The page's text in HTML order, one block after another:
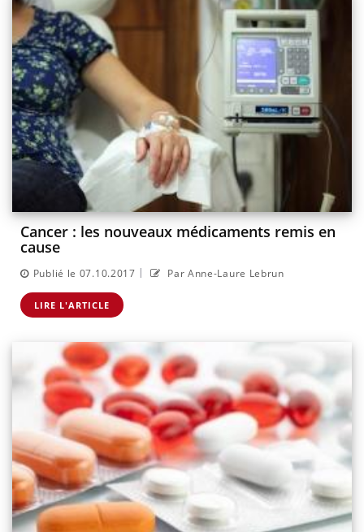
Cancer : les nouveaux médicaments remis en
cause
Publié le 07.10.2017 | Par Anne-Laure Lebrun
LIRE L'ARTICLE